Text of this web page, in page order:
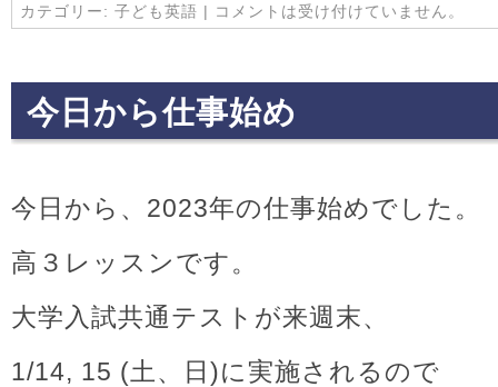
カテゴリー: 子ども英語 | コメントは受け付けていません。
今日から仕事始め
今日から、2023年の仕事始めでした。
高３レッスンです。
大学入試共通テストが来週末、
1/14, 15 (土、日)に実施されるので